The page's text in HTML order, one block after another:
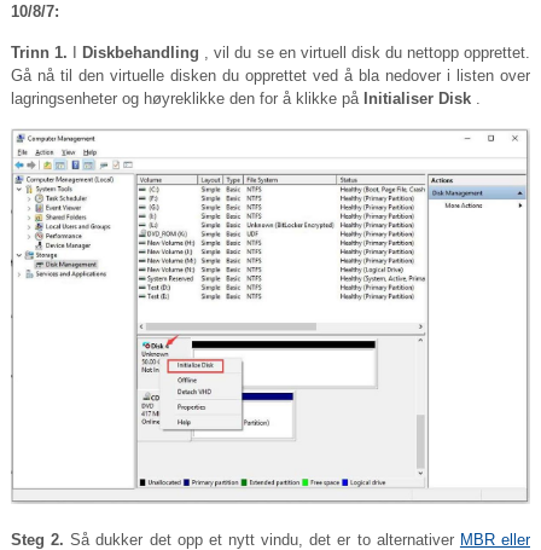
10/8/7:
Trinn 1. Diskbehandling , vil du se en virtuell disk du nettopp opprettet.
Gå nå til den virtuelle disken du opprettet ved å bla nedover i listen over
lagringsenheter og høyreklikke den for å klikke på Initialiser Disk.
Steg 2. Så dukker det opp et nytt vindu, det er to alternativer MBR eller